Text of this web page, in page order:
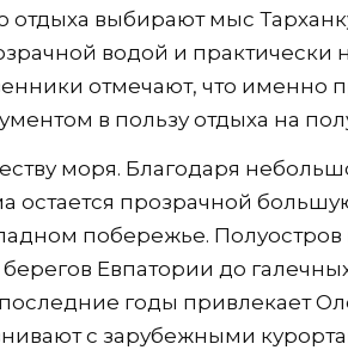
выбирают мыс
водой и практически
отмечают, что именно
в пользу отдыха на
моря. Благодаря
остается прозрачной
побережье. Полуостров
Евпатории до
годы привлекает
с зарубежными